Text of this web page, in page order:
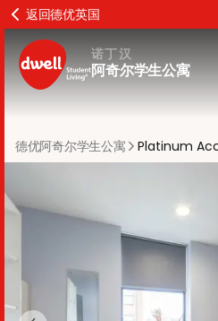
返回德优英国
诺丁汉
阿奇尔学生公寓
德优阿奇尔学生公寓 Platinum